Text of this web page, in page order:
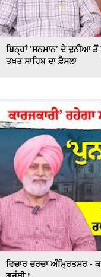
ਬਿਨ੍ਹਾਂ ‘ਸਨਮਾਨ’ ਦੇ ਦੁਨੀਆ
ਤਖ਼ਤ ਸਾਹਿਬ ਦਾ ਫ਼ੈਸਲਾ
ਵਿਚਾਰ ਚਰਚਾ ਅੰਮ੍ਰਿਤਸਰ -